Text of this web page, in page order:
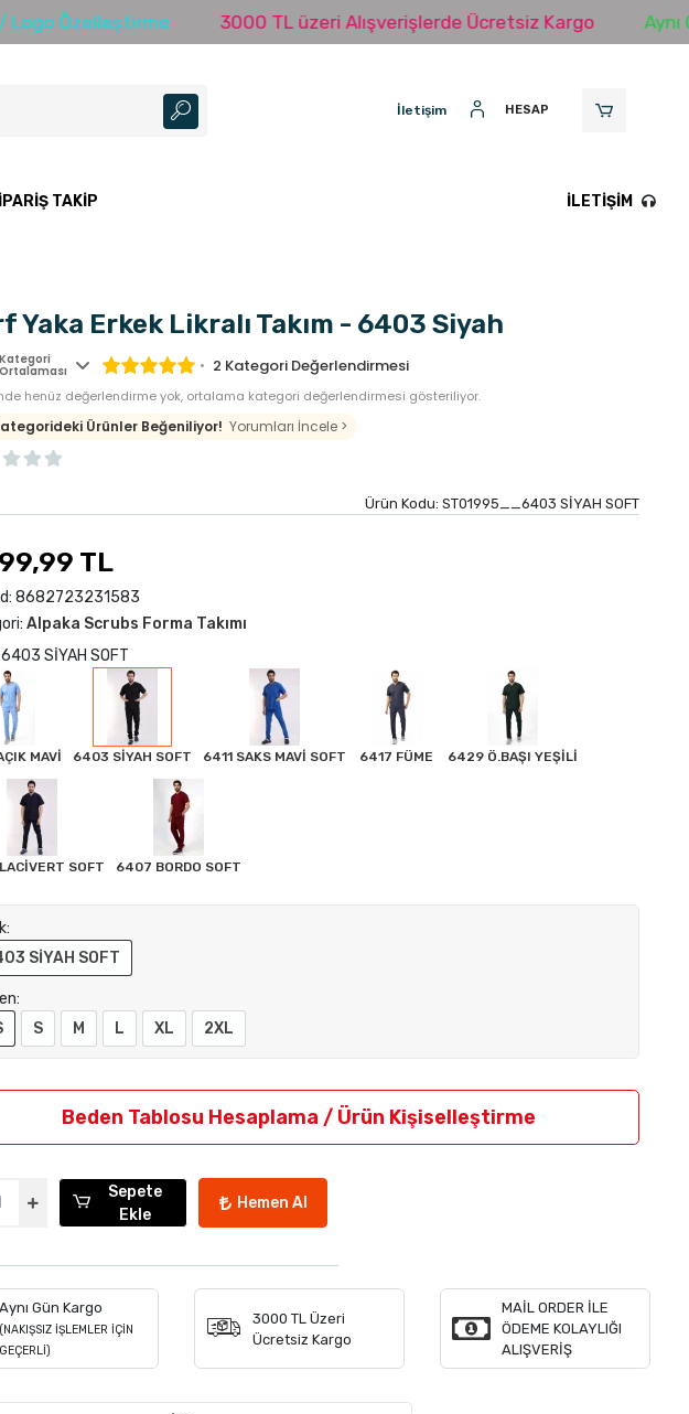
Özelleştirme 3000 TL üzeri Alışverişlerde Ücretsiz Kargo Aynı Gün
İletişim HESAP
TAKIP İLETIŞIM
Yaka Erkek Likralı Takım - 6403 Siyah
Kategori
Ortalaması 2 Kategori Değerlendirmesi
henüz değerlendirme yok, ortalama kategori değerlendirmesi gösteriliyor.
Ürünler Beğeniliyor! Yorumları İncele >
Ürün Kodu: ST01995__6403 SİYAH SOFT
TL
8682723231583
Alpaka Scrubs Forma Takımı
6403 SİYAH SOFT
MAVİ 6403 SİYAH SOFT 6411 SAKS MAVİ SOFT 6417 FÜME 6429 Ö.BAŞI YEŞİLİ
SOFT 6407 BORDO SOFT
SİYAH SOFT
S M L XL 2XL
Beden Tablosu Hesaplama / Ürün Kişiselleştirme
Sepete
Ekle
Hemen Al
Aynı Gün Kargo
(NAKIŞSIZ İŞLEMLER İÇİN
GEÇERLİ)
3000 TL Üzeri
Ücretsiz Kargo
MAİL ORDER İLE
ÖDEME KOLAYLIĞI
ALIŞVERİŞ